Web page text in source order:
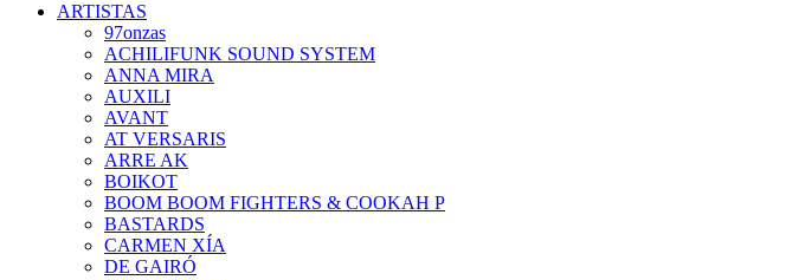
ARTISTAS
97onzas
ACHILIFUNK SOUND SYSTEM
ANNA MIRA
AUXILI
AVANT
AT VERSARIS
ARRE AK
BOIKOT
BOOM BOOM FIGHTERS & COOKAH P
BASTARDS
CARMEN XÍA
DE GAIRÓ